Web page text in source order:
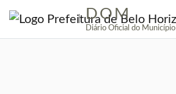
| DOM
Diário Oficial do Município